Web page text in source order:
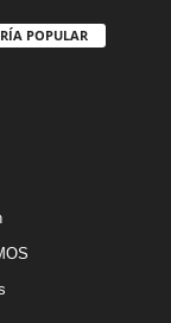
POPULAR